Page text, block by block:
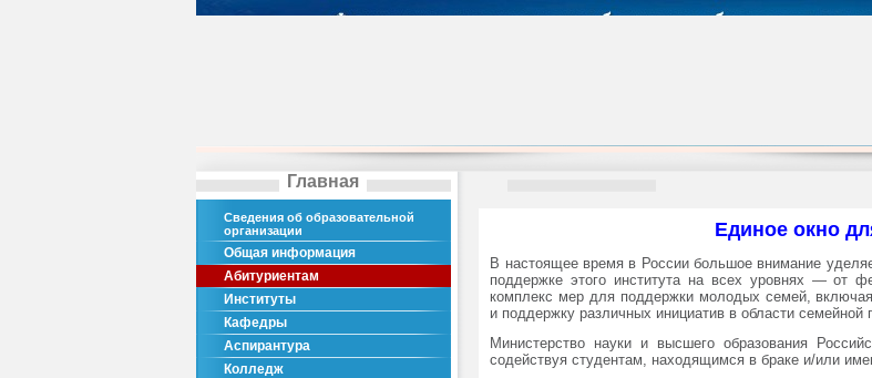
Главная
Сведения об образовательной
организации
Общая информация
Абитуриентам
Институты
Кафедры
Аспирантура
Колледж
Единое окно
В настоящее время в России большое внимание
поддержке этого института на всех уровнях — от
комплекс мер для поддержки молодых семей,
и поддержку различных инициатив в области семейной
Министерство науки и высшего образования
содействуя студентам, находящимся в браке и/или